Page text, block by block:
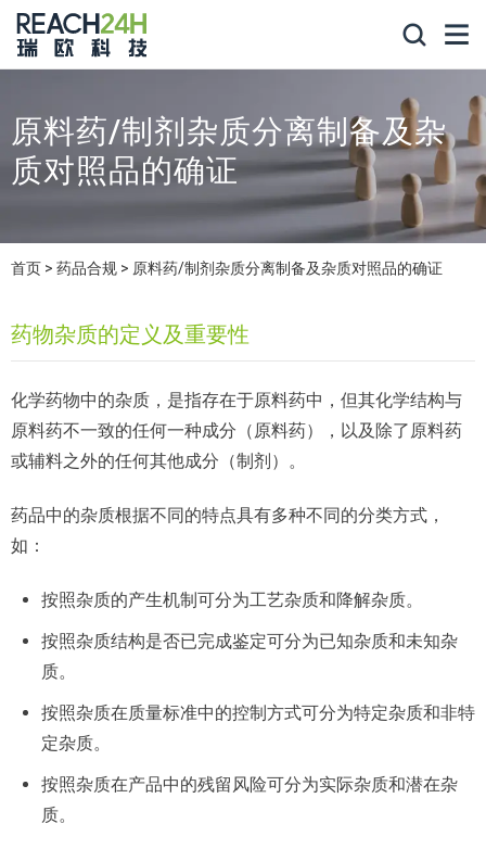
原料药/制剂杂质分离制备及杂
质对照品的确证
首页 药品合规 原料药/制剂杂质分离制备及杂质对照品的确证
药物杂质的定义及重要性
化学药物中的杂质，是指存在于原料药中，但其化学结构与
原料药不一致的任何一种成分（原料药），以及除了原料药
或辅料之外的任何其他成分（制剂）。
药品中的杂质根据不同的特点具有多种不同的分类方式，
如：
按照杂质的产生机制可分为工艺杂质和降解杂质。
按照杂质结构是否已完成鉴定可分为已知杂质和未知杂
质。
按照杂质在质量标准中的控制方式可分为特定杂质和非特
定杂质。
按照杂质在产品中的残留风险可分为实际杂质和潜在杂
质。